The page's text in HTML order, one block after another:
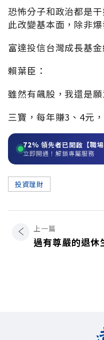
恐怖分子和政治都是
此改變基本面，除非爆
富達投信台灣成長基金
賴葉臣：
雖然有飆股，我還是
三寶，每年賺3、4元
72% 領先者已開啟【職場
立即開通！解鎖專屬服務
投資理財
上一篇
過有尊嚴的退休